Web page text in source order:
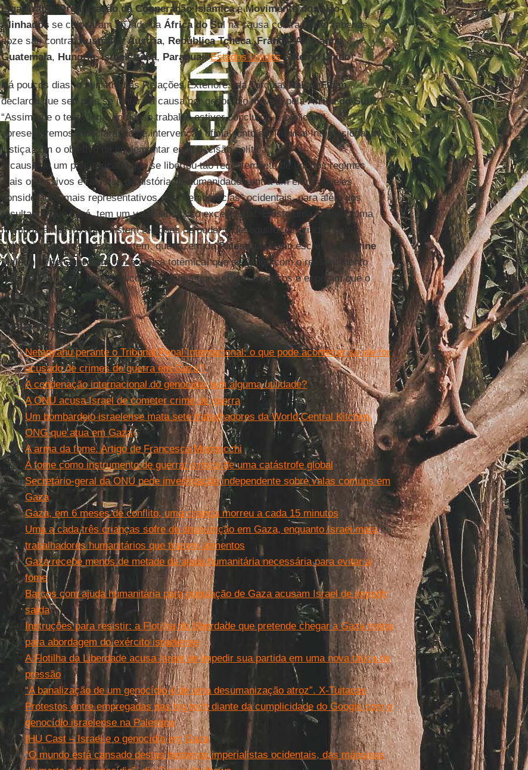
Liga Árabe
Organização da Cooperação IslâmicaeMovimento dos Não-
Alinhadosse colocaram ao lado da África do Sul na causa contraIsrael(apenas
doze são contra:Austrália,Áustria, República Tcheca,França,Alemanha,
Guatemala, Hungria,Israel,Itália, Paraguai,Estados UnidoseReino Unido).
Há poucos dias, o ministro das Relações Exteriores da Turquia,Hakan Fidan,
declarou que seu país se juntará à causa por genocídio movida pelaÁfrica do Sul:
“Assim que o texto legal do nosso trabalho estiver concluído – explicou –
apresentaremos a declaração de intervenção oficial junto ao Tribunal Internacional de
justiça com o objetivo de implementar essa decisão política".
A causa de um país africano que se libertou tão recentemente de um dos regimes
mais opressivos e racistas da história da humanidade contra um entre aqueles
considerados mais representativos das "democracias" ocidentais, para além dos
resultados que trará, tem um valor simbólico excepcional. Existe uma história, uma
memória ainda fresca, existem relações de poder e desequilíbrios criados pelo
colonialismo que ainda persistem, que fazem daPalestina , como escreveu
Nesrine
MaliknoThe Guardian, “uma causa totêmica, que se alinha com o ressentimento
face os interesses hegemônicos ocidentais que servem a poucos e esperam que o
resto se alinhe."
Leia mais
Netanyahu perante o Tribunal Penal Internacional: o que pode acontecer se ele for
acusado de crimes de guerra em Gaza?
A condenação internacional do genocídio tem alguma utilidade?
A ONU acusa Israel de cometer crime de guerra
Um bombardeio israelense mata sete trabalhadores da World Central Kitchen,
ONG que atua em Gaza
A arma da fome. Artigo de Francesca Mannocchi
A fome como instrumento de guerra: o risco de uma catástrofe global
Secretário-geral da ONU pede investigação independente sobre valas comuns em
Gaza
Gaza, em 6 meses de conflito, uma criança morreu a cada 15 minutos
Uma a cada três crianças sofre de desnutrição em Gaza, enquanto Israel mata
trabalhadores humanitários que trazem alimentos
Gaza recebe menos de metade da ajuda humanitária necessária para evitar a
fome
Barcos com ajuda humanitária para população de Gaza acusam Israel de impedir
saída
Instruções para resistir: a Flotilha da Liberdade que pretende chegar a Gaza treina
para abordagem do exército israelense
A Flotilha da Liberdade acusa Israel de impedir sua partida em uma nova tática de
pressão
“A banalização de um genocídio é de uma desumanização atroz”. X-Tuitadas
Protestos entre empregadas das big tech diante da cumplicidade do Google com o
genocídio israelense na Palestina
IHU Cast – Israel e o genocídio em Gaza
“O mundo está cansado destas besteiras imperialistas ocidentais, das máquinas